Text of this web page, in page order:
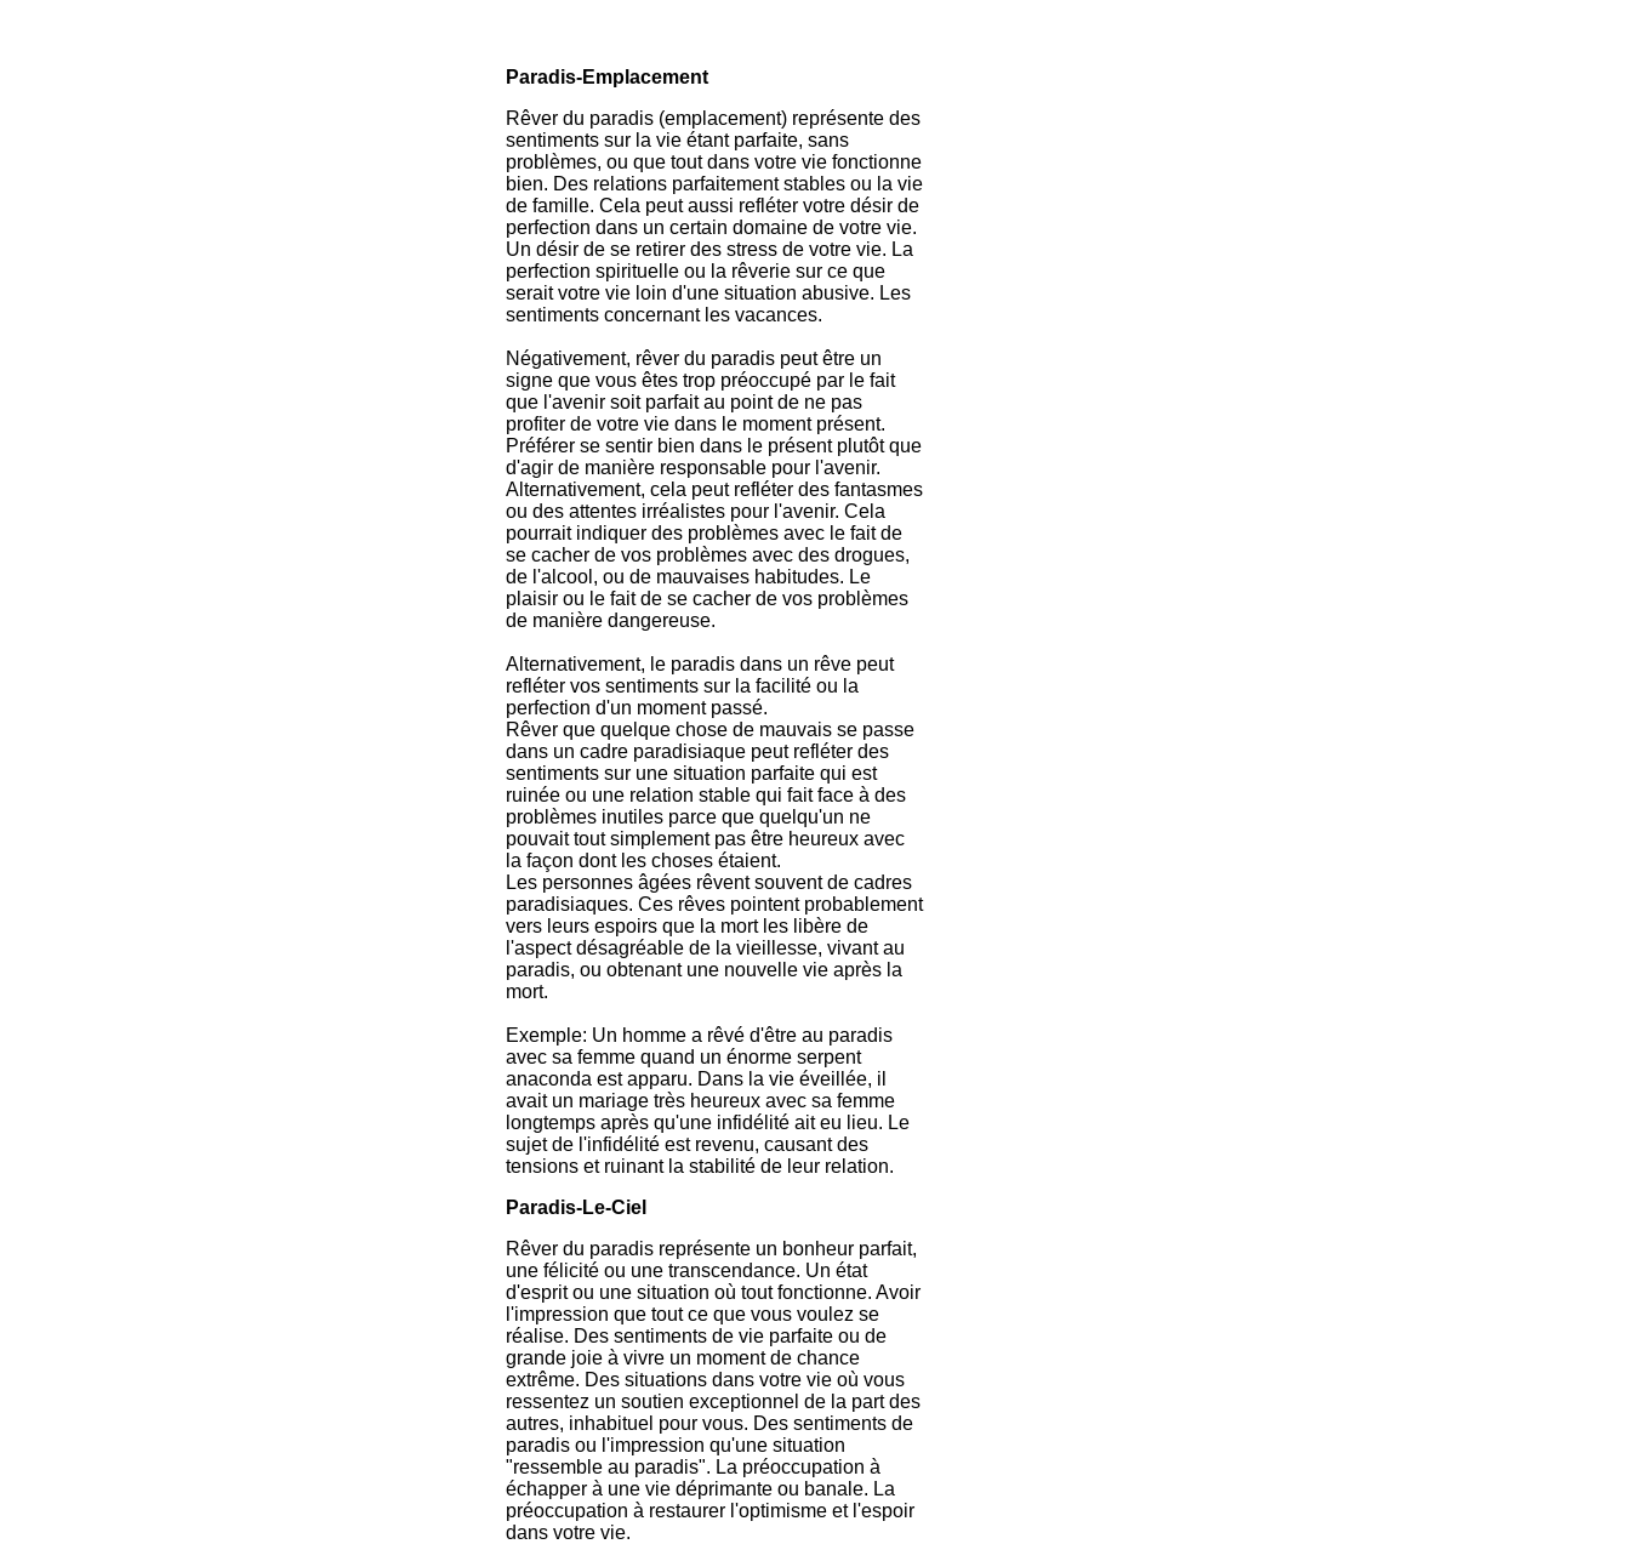
Paradis-Emplacement
Rêver du paradis (emplacement) représente des
sentiments sur la vie étant parfaite, sans
problèmes, ou que tout dans votre vie fonctionne
bien. Des relations parfaitement stables ou la vie
de famille. Cela peut aussi refléter votre désir de
perfection dans un certain domaine de votre vie.
Un désir de se retirer des stress de votre vie. La
perfection spirituelle ou la rêverie sur ce que
serait votre vie loin d'une situation abusive. Les
sentiments concernant les vacances.
Négativement, rêver du paradis peut être un
signe que vous êtes trop préoccupé par le fait
que l'avenir soit parfait au point de ne pas
profiter de votre vie dans le moment présent.
Préférer se sentir bien dans le présent plutôt que
d'agir de manière responsable pour l'avenir.
Alternativement, cela peut refléter des fantasmes
ou des attentes irréalistes pour l'avenir. Cela
pourrait indiquer des problèmes avec le fait de
se cacher de vos problèmes avec des drogues,
de l'alcool, ou de mauvaises habitudes. Le
plaisir ou le fait de se cacher de vos problèmes
de manière dangereuse.
Alternativement, le paradis dans un rêve peut
refléter vos sentiments sur la facilité ou la
perfection d'un moment passé.
Rêver que quelque chose de mauvais se passe
dans un cadre paradisiaque peut refléter des
sentiments sur une situation parfaite qui est
ruinée ou une relation stable qui fait face à des
problèmes inutiles parce que quelqu'un ne
pouvait tout simplement pas être heureux avec
la façon dont les choses étaient.
Les personnes âgées rêvent souvent de cadres
paradisiaques. Ces rêves pointent probablement
vers leurs espoirs que la mort les libère de
l'aspect désagréable de la vieillesse, vivant au
paradis, ou obtenant une nouvelle vie après la
mort.
Exemple: Un homme a rêvé d'être au paradis
avec sa femme quand un énorme serpent
anaconda est apparu. Dans la vie éveillée, il
avait un mariage très heureux avec sa femme
longtemps après qu'une infidélité ait eu lieu. Le
sujet de l'infidélité est revenu, causant des
tensions et ruinant la stabilité de leur relation.
Paradis-Le-Ciel
Rêver du paradis représente un bonheur parfait,
une félicité ou une transcendance. Un état
d'esprit ou une situation où tout fonctionne. Avoir
l'impression que tout ce que vous voulez se
réalise. Des sentiments de vie parfaite ou de
grande joie à vivre un moment de chance
extrême. Des situations dans votre vie où vous
ressentez un soutien exceptionnel de la part des
autres, inhabituel pour vous. Des sentiments de
paradis ou l'impression qu'une situation
"ressemble au paradis". La préoccupation à
échapper à une vie déprimante ou banale. La
préoccupation à restaurer l'optimisme et l'espoir
dans votre vie.